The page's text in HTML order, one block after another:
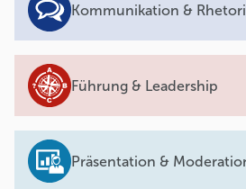
Kommunikation &
Führung & Leadership
Präsentation &